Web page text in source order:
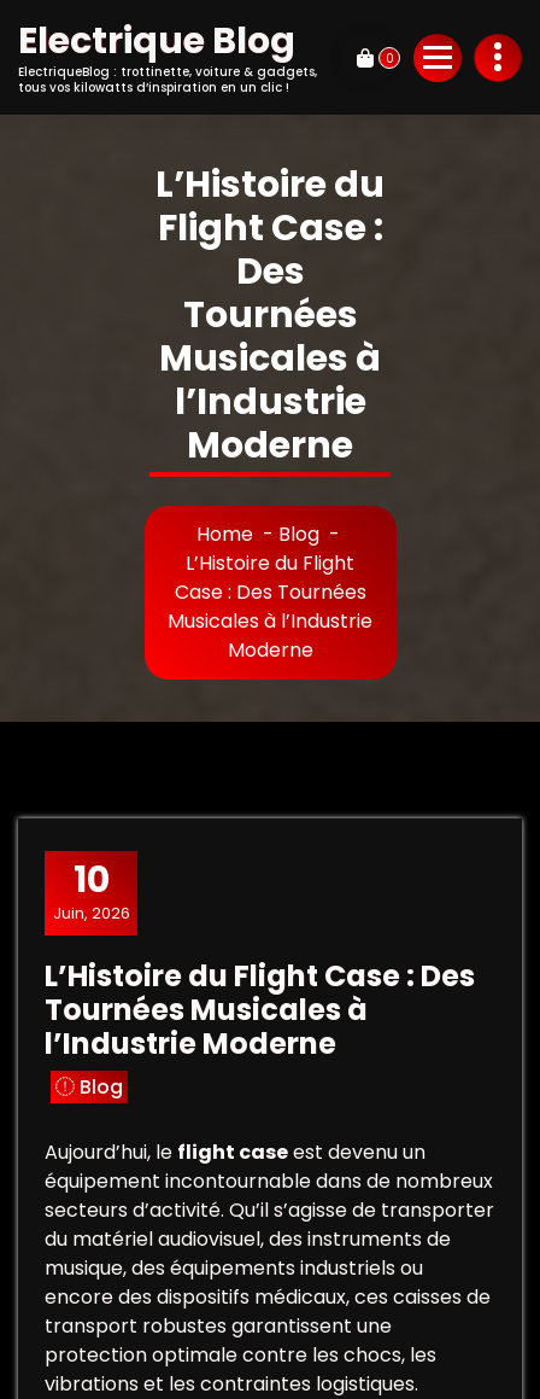
Electrique Blog
ElectriqueBlog : trottinette, voiture & gadgets,
tous vos kilowatts d’inspiration en un clic !
0
L’Histoire du
Flight Case :
Des
Tournées
Musicales à
l’Industrie
Moderne
Home- Blog-
L’Histoire du Flight
Case : Des Tournées
Musicales à l’Industrie
Moderne
10
Juin, 2026
L’Histoire du Flight Case : Des
Tournées Musicales à
l’Industrie Moderne
Blog
Aujourd’hui, le flight caseest devenu un
équipement incontournable dans de nombreux
secteurs d’activité. Qu’il s’agisse de transporter
du matériel audiovisuel, des instruments de
musique, des équipements industriels ou
encore des dispositifs médicaux, ces caisses de
transport robustes garantissent une
protection optimale contre les chocs, les
vibrations et les contraintes logistiques.